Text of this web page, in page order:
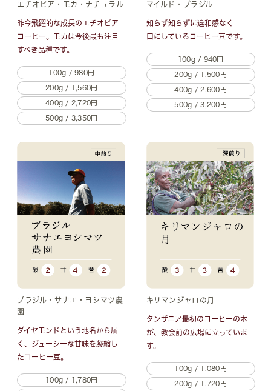
エチオピア・モカ・ナチュラル
昨今飛躍的な成長のエチオピア
コーヒー。モカは今後最も注目
すべき品種です。
100g / 980円
200g / 1,560円
400g / 2,720円
500g / 3,350円
マイルド・ブラジル
知らず知らずに違和感なく
口にしているコーヒー豆です。
100g / 940円
200g / 1,500円
400g / 2,600円
500g / 3,200円
ブラジル・サナエ・ヨシマツ農
園
ダイヤモンドという地名から届
く、 ジューシーな甘味を凝縮し
たコーヒー豆。
100g / 1,780円
キリマンジャロの月
タンザニア最初のコーヒーの木
が、 教会前の広場に立っていま
す。
100g / 1,080円
200g / 1,720円